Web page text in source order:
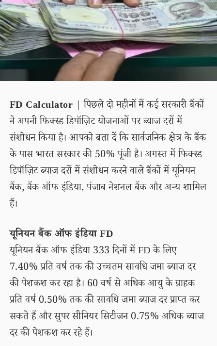
FD Calculator | पिछले दो महीनों में कई सरकारी बैंकों
ने अपनी फिक्स्ड डिपॉज़िट योजनाओं पर ब्याज दरों में
संशोधन किया है। आपको बता दें कि सार्वजनिक क्षेत्र के बैंक
के पास भारत सरकार की 50% पूंजी है। अगस्त में फिक्स्ड
डिपॉज़िट ब्याज दरों में संशोधन करने वाले बैंकों में यूनियन
बैंक, बैंक ऑफ इंडिया, पंजाब नेशनल बैंक और अन्य शामिल
हैं।
यूनियन बैंक ऑफ इंडिया FD
यूनियन बैंक ऑफ इंडिया 333 दिनों में FD के लिए
7.40% प्रति वर्ष तक की उच्चतम सावधि जमा ब्याज दर
की पेशकश कर रहा है। 60 वर्ष से अधिक आयु के ग्राहक
प्रति वर्ष 0.50% तक की सावधि जमा ब्याज दर प्राप्त कर
सकते हैं और सुपर सीनियर सिटीजन 0.75% अधिक ब्याज
दर की पेशकश कर रहे हैं।